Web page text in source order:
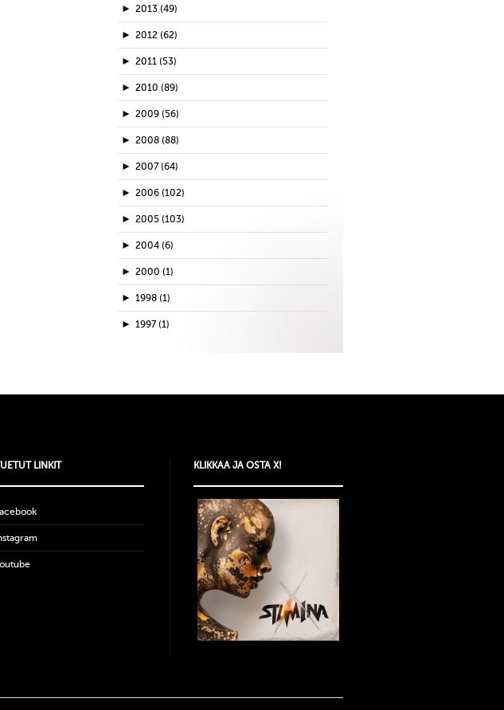
► 2013 (49)
► 2012 (62)
► 2011 (53)
► 2010 (89)
► 2009 (56)
► 2008 (88)
► 2007 (64)
► 2006 (102)
► 2005 (103)
► 2004 (6)
► 2000 (1)
► 1998 (1)
► 1997 (1)
LINKIT KLIKKAA JA OSTA X!